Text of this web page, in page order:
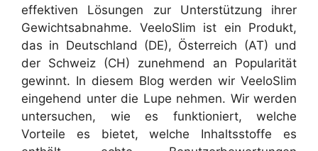
effektiven Lösungen zur Unterstützung ihrer
Gewichtsabnahme. VeeloSlim ist ein Produkt,
das in Deutschland (DE), Österreich (AT) und
der Schweiz (CH) zunehmend an Popularität
gewinnt. In diesem Blog werden wir VeeloSlim
eingehend unter die Lupe nehmen. Wir werden
untersuchen, wie es funktioniert, welche
Vorteile es bietet, welche Inhaltsstoffe es